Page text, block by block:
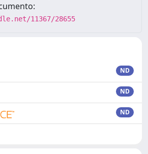
11367/28655
ND
ND
ND